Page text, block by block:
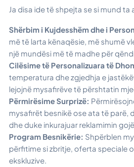
Ja disa ide të shpejta se si mund ta
Shërbim i Kujdesshëm dhe i
më të larta kënaqësie, më shumë
një mundësi më të madhe për
Cilësime të Personalizuara të
temperatura dhe zgjedhja e
lejojnë mysafirëve të përshtatin
Përmirësime Surprizë:
mysafirët besnikë ose ata të parë,
dhe duke inkurajuar reklamimin
Program Besnikërie: Shpërblen
përfitime si zbritje, oferta speciale
ekskluzive.